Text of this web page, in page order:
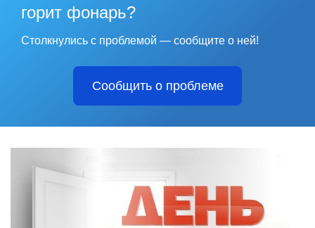
горит фонарь?
Столкнулись с проблемой — сообщите о ней!
Сообщить о проблеме